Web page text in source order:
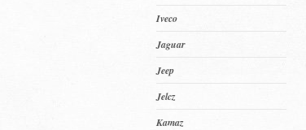
Iveco
Jaguar
Jeep
Jelcz
Kamaz